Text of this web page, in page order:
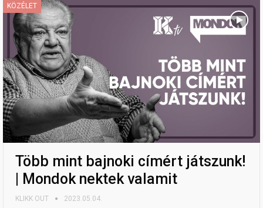
KÖZÉLET
Több mint bajnoki címért játszunk!
| Mondok nektek valamit
KLIKK OUT 2023.05.04.